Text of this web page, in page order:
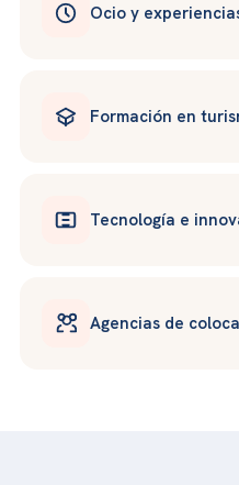
Ocio y
Formación en
Tecnología e
Agencias de